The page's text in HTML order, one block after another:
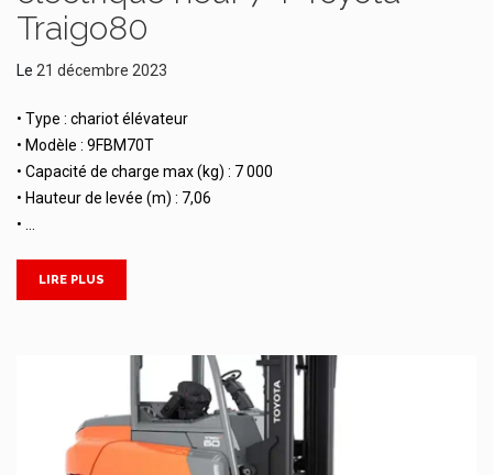
Traigo80
Le 21 décembre 2023
• Type : chariot élévateur
• Modèle : 9FBM70T
• Capacité de charge max (kg) : 7 000
• Hauteur de levée (m) : 7,06
• …
LIRE PLUS